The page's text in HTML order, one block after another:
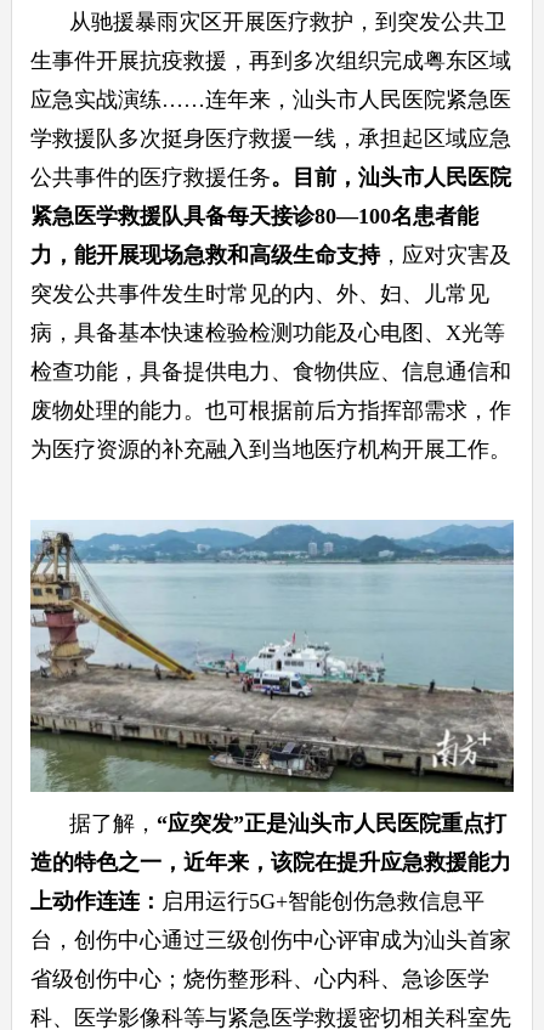
从驰援暴雨灾区开展医疗救护，到突发公共卫
生事件开展抗疫救援，再到多次组织完成粤东区域
应急实战演练……连年来，汕头市人民医院紧急医
学救援队多次挺身医疗救援一线，承担起区域应急
公共事件的医疗救援任务。目前，汕头市人民医院
紧急医学救援队具备每天接诊80—100名患者能
力 ，能开展现场急救和高级生命支持，应对灾害及
突发公共事件发生时常见的内、外、妇、儿常见
病，具备基本快速检验检测功能及心电图、X光等
检查功能，具备提供电力、食物供应、信息通信和
废物处理的能力。也可根据前后方指挥部需求，作
为医疗资源的补充融入到当地医疗机构开展工作。
据了解， “应突发”正是汕头市人民医院重点打
造的特色之一，近年来，该院在提升应急救援能力
上动作连连： 启用运行5G+智能创伤急救信息平
台，创伤中心通过三级创伤中心评审成为汕头首家
省级创伤中心；烧伤整形科、心内科、急诊医学
科、医学影像科等与紧急医学救援密切相关科室先